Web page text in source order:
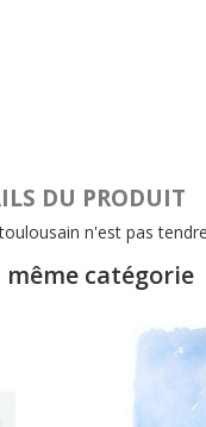
DU PRODUIT
n'est pas
catégorie